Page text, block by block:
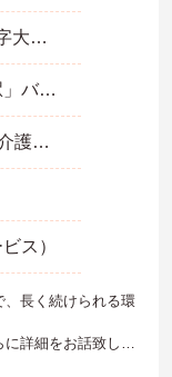
茨城県 潮来市 大生字大生原804-556
ＪＲ鹿島線「潮来駅」バス・車10分
■ケアマネジャー（介護支援専門員）資格お持ちの方 ■普通自動車免許（AT限定可） ※未経験の方応相談
ス）
長く続けられる環
詳細をお話致しま